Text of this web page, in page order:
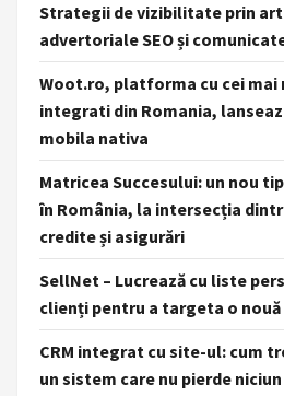
Strategii de vizibilitate prin
advertoriale SEO și
Woot.ro, platforma cu cei mai
integrati din Romania,
mobila nativa
Matricea Succesului: un nou
în România, la intersecția
credite și asigurări
SellNet – Lucrează cu liste
clienți pentru a targeta o nouă
CRM integrat cu site-ul: cum
un sistem care nu pierde